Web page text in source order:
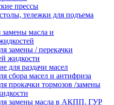
прессы
тележки для подъема
масла и
замены / перекачки
жидкости
для раздачи масел
сбора масел и антифриза
прокачки тормозов /замены
замены масла в АКПП, ГУР